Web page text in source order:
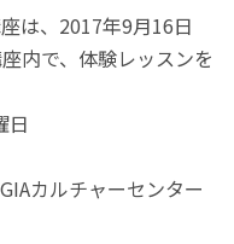
は、2017年9月16日
内で、体験レッスンを
日
カルチャーセンター